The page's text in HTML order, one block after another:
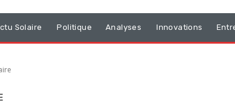
Solaire Politique Analyses Innovations